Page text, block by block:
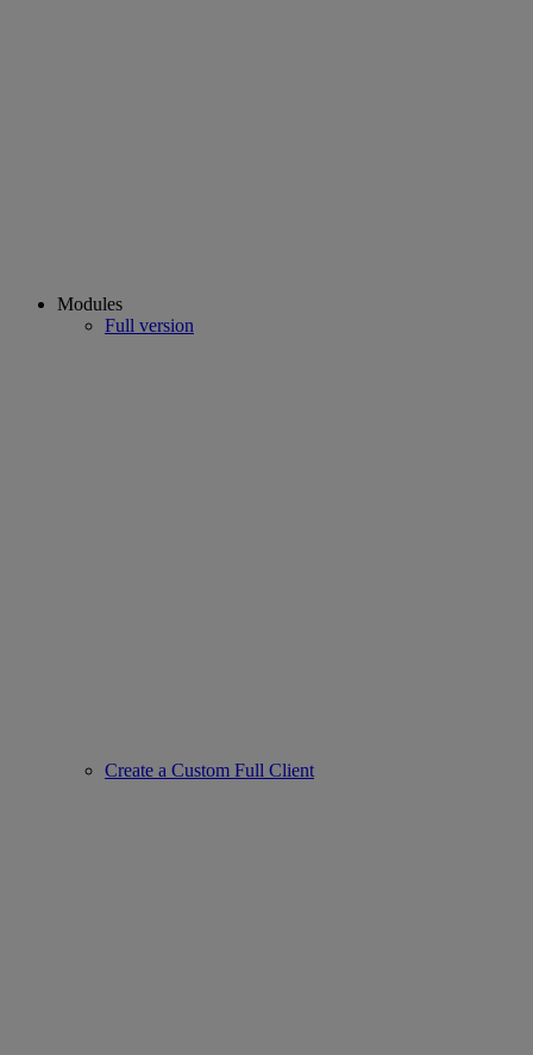
Modules
Full version
Create a Custom Full Client